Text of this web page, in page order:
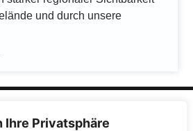
Privatsphäre
und durch unsere